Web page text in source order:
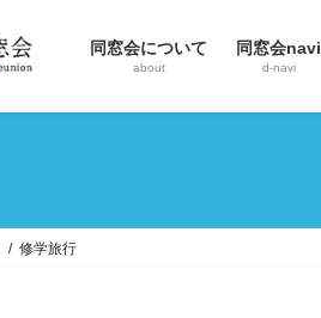
同窓会について
about
同窓会navi
d-navi
修学旅行